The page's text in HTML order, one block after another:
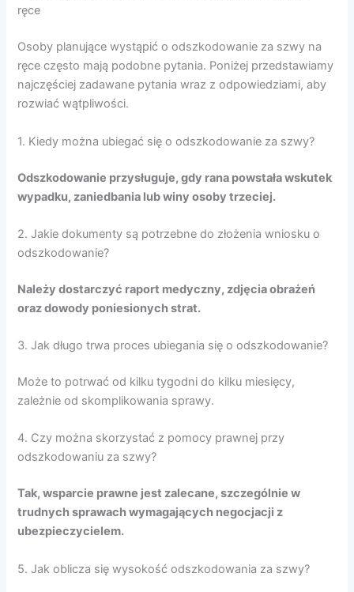
ręce
Osoby planujące wystąpić o odszkodowanie za szwy na
ręce często mają podobne pytania. Poniżej przedstawiamy
najczęściej zadawane pytania wraz z odpowiedziami, aby
rozwiać wątpliwości.
1. Kiedy można ubiegać się o odszkodowanie za szwy?
Odszkodowanie przysługuje, gdy rana powstała wskutek
wypadku, zaniedbania lub winy osoby trzeciej.
2. Jakie dokumenty są potrzebne do złożenia wniosku o
odszkodowanie?
Należy dostarczyć raport medyczny, zdjęcia obrażeń
oraz dowody poniesionych strat.
3. Jak długo trwa proces ubiegania się o odszkodowanie?
Może to potrwać od kilku tygodni do kilku miesięcy,
zależnie od skomplikowania sprawy.
4. Czy można skorzystać z pomocy prawnej przy
odszkodowaniu za szwy?
Tak, wsparcie prawne jest zalecane, szczególnie w
trudnych sprawach wymagających negocjacji z
ubezpieczycielem.
5. Jak oblicza się wysokość odszkodowania za szwy?